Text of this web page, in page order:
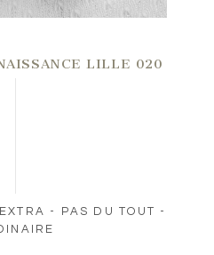
LILLE 020
- PAS DU TOUT -